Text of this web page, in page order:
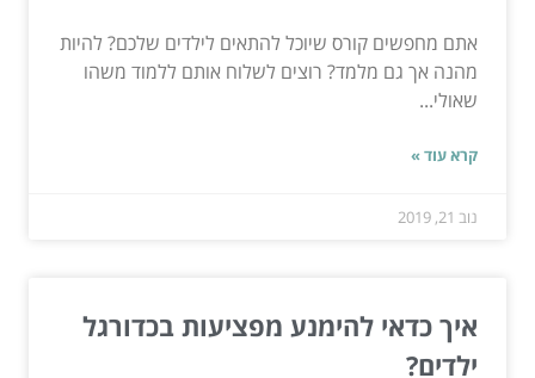
אתם מחפשים קורס שיוכל להתאים לילדים שלכם? להיות
מהנה אך גם מלמד? רוצים לשלוח אותם ללמוד משהו
שאולי...
קרא עוד »
נוב 21, 2019
איך כדאי להימנע מפציעות בכדורגל
ילדים?